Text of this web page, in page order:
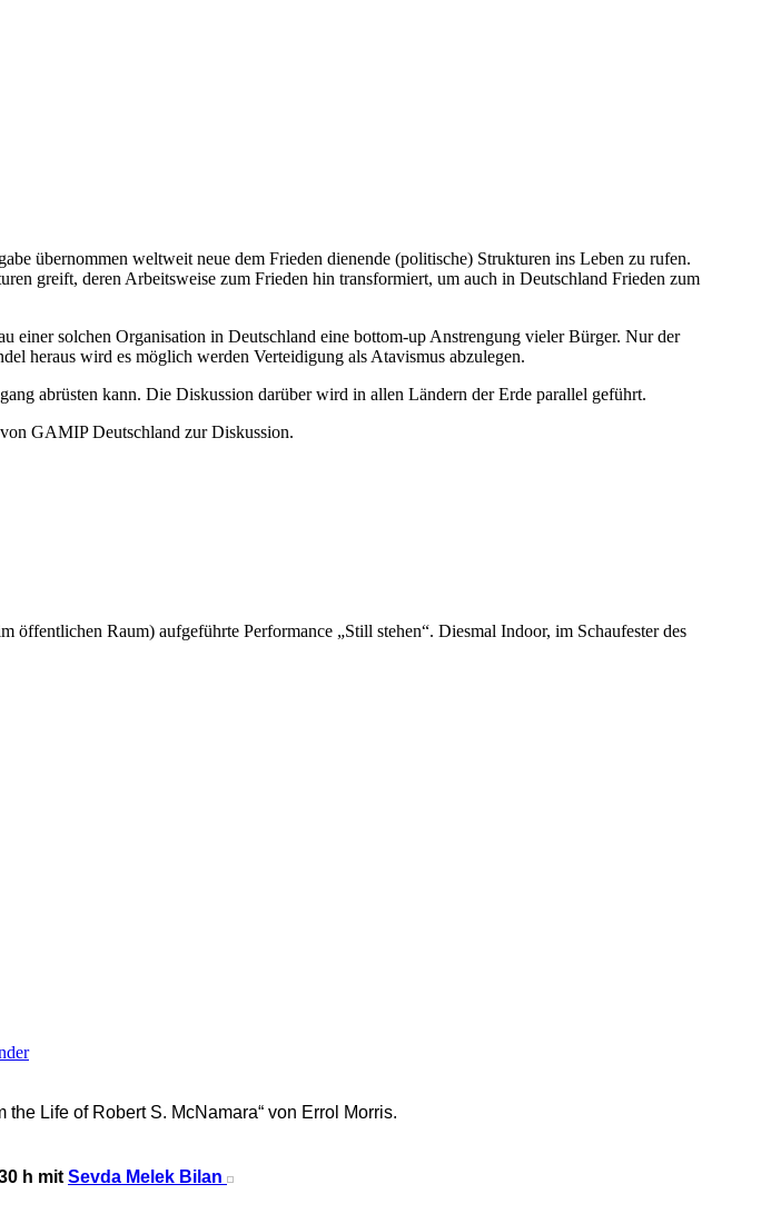
übernommen weltweit neue dem Frieden dienende (politische) Strukturen ins Leben zu rufen.
greift, deren Arbeitsweise zum Frieden hin transformiert, um auch in Deutschland Frieden zum
solchen Organisation in Deutschland eine bottom-up Anstrengung vieler Bürger. Nur der
heraus wird es möglich werden Verteidigung als Atavismus abzulegen.
abrüsten kann. Die Diskussion darüber wird in allen Ländern der Erde parallel geführt.
GAMIP Deutschland zur Diskussion.
Raum) aufgeführte Performance „Still stehen“. Diesmal Indoor, im Schaufester des
Life of Robert S. McNamara“ von Errol Morris.
h mit Sevda Melek Bilan